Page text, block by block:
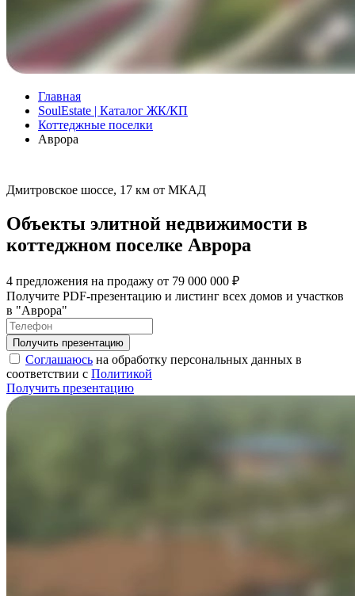
Главная
SoulEstate | Каталог ЖК/КП
Коттеджные поселки
Аврора
Дмитровское шоссе, 17 км от МКАД
Объекты элитной недвижимости в
коттеджном поселке Аврора
4 предложения на продажу от 79 000 000 ₽
Получите PDF-презентацию и листинг всех домов и участков
в "Аврора"
Соглашаюсь на обработку персональных данных в
соответствии с Политикой
Получить презентацию